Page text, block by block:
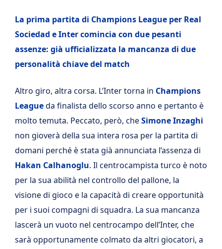
La prima partita di Champions League per Real
Sociedad e Inter comincia con due pesanti
assenze: già ufficializzata la mancanza di due
personalità chiave del match
Altro giro, altra corsa. L’Inter torna in Champions
Leagueda finalista dello scorso anno e pertanto è
molto temuta. Peccato, però, cheSimone Inzaghi
non gioverà della sua intera rosa per la partita di
domani perché è stata già annunciata l’assenza di
Hakan Calhanoglu. Il centrocampista turco è noto
per la sua abilità nel controllo del pallone, la
visione di gioco e la capacità di creare opportunità
per i suoi compagni di squadra. La sua mancanza
lascerà un vuoto nel centrocampo dell’Inter, che
sarà opportunamente colmato da altri giocatori, a